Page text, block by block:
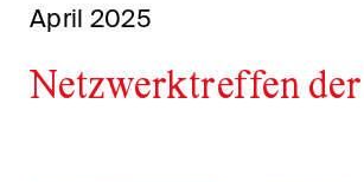
April 2025
Netzwerktreffen der